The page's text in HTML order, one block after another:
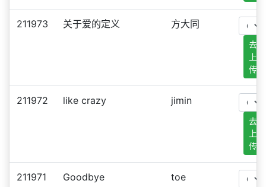
211973 关于爱的定义 方大同
去
上
传
211972 like crazy jimin
去
上
传
211971 Goodbye toe